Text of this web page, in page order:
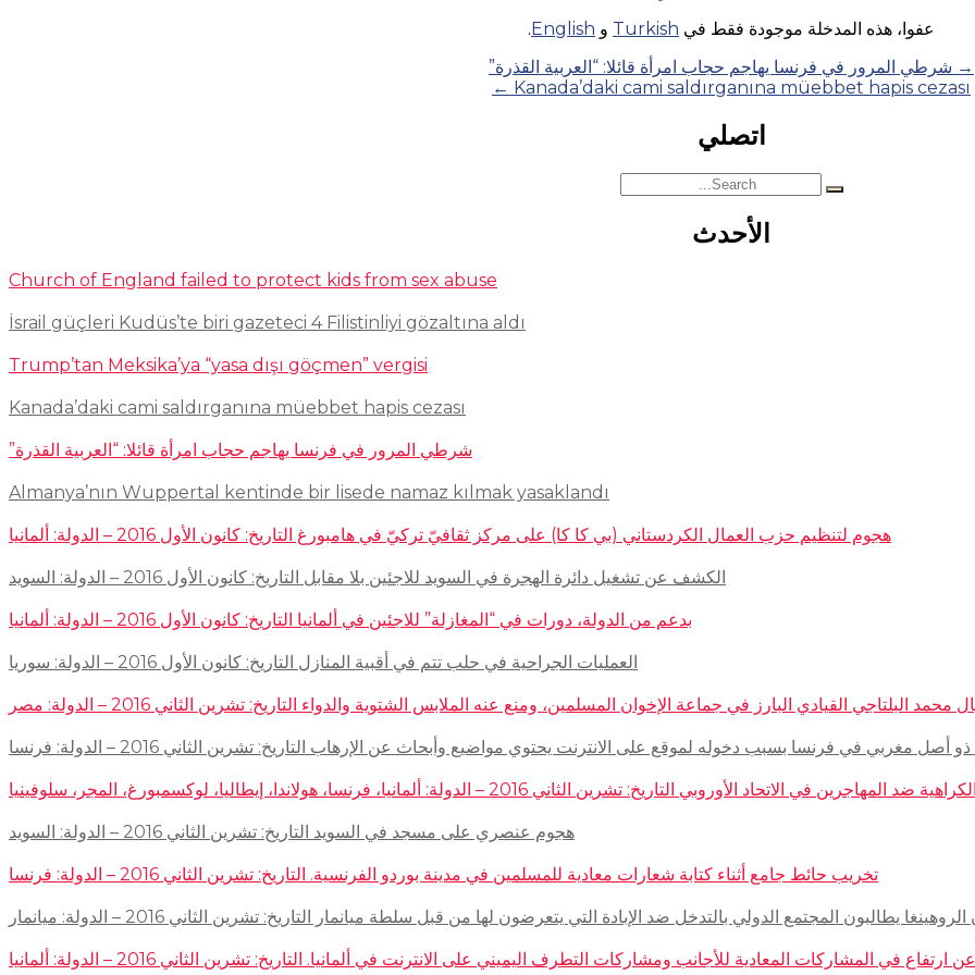
عفوا، هذه المدخلة موجودة فقط في Turkish و English
.
→ شرطي المرور في فرنسا يهاجم حجاب امرأة قائلا: “العربية القذرة”
Kanada’daki cami saldırganına müebbet hapis cezası
←
اتصلي
Search
for:
الأحدث
Church of England failed to protect kids from sex abuse
İsrail güçleri Kudüs’te biri gazeteci 4 Filistinliyi gözaltına aldı
Trump’tan Meksika’ya “yasa dışı göçmen” vergisi
Kanada’daki cami saldırganına müebbet hapis cezası
شرطي المرور في فرنسا يهاجم حجاب امرأة قائلا: “العربية القذرة”
Almanya’nın Wuppertal kentinde bir lisede namaz kılmak yasaklandı
هجوم لتنظيم حزب العمال الكردستاني (بي كا كا) على مركز ثقافيّ تركيّ في هامبورغ التاريخ: كانون الأول 2016 – الدولة: ألمانيا
الكشف عن تشغيل دائرة الهجرة في السويد للاجئين بلا مقابل التاريخ: كانون الأول 2016 – الدولة: السويد
بدعم من الدولة، دورات في “المغازلة” للاجئين في ألمانيا التاريخ: كانون الأول 2016 – الدولة: ألمانيا
العمليات الجراحية في حلب تتم في أقبية المنازل التاريخ: كانون الأول 2016 – الدولة: سوريا
محمد البلتاجي القيادي البارز في جماعة الإخوان المسلمين، ومنع عنه الملابس الشتوية والدواء التاريخ: تشرين الثاني 2016 – الدولة: مصر
مغربي في فرنسا بسبب دخوله لموقع على الانترنت يحتوي مواضيع وأبحاث عن الإرهاب التاريخ: تشرين الثاني 2016 – الدولة: فرنسا
في الاتحاد الأوروبي التاريخ: تشرين الثاني 2016 – الدولة: ألمانيا، فرنسا، هولاندا، إيطاليا، لوكسمبورغ، المجر، سلوفينيا
هجوم عنصري على مسجد في السويد التاريخ: تشرين الثاني 2016 – الدولة: السويد
تخريب حائط جامع أثناء كتابة شعارات معادية للمسلمين في مدينة بوردو الفرنسية. التاريخ: تشرين الثاني 2016 – الدولة: فرنسا
يطالبون المجتمع الدولي بالتدخل ضد الإبادة التي يتعرضون لها من قبل سلطة ميانمار التاريخ: تشرين الثاني 2016 – الدولة: ميانمار
في المشاركات المعادية للأجانب ومشاركات التطرف اليميني على الانترنت في ألمانيا. التاريخ: تشرين الثاني 2016 – الدولة: ألمانيا